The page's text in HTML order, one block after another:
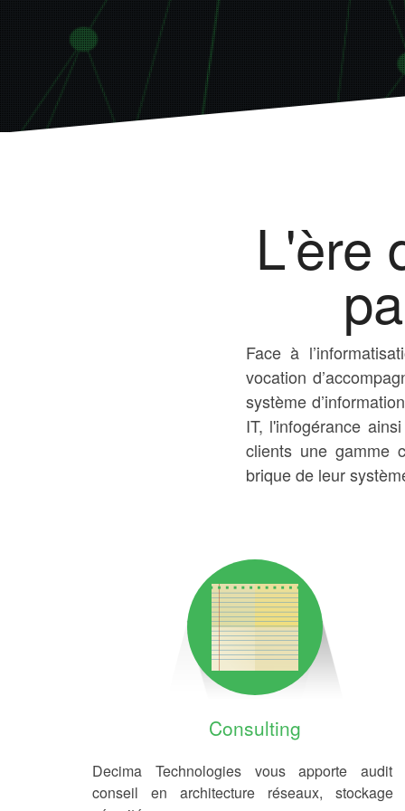
L'ère
Face à
vocation
système
IT, l'infogérance
clients une gamme
brique de leur
Consulting
Decima Technologies vous apporte audit
conseil en architecture réseaux, stockage